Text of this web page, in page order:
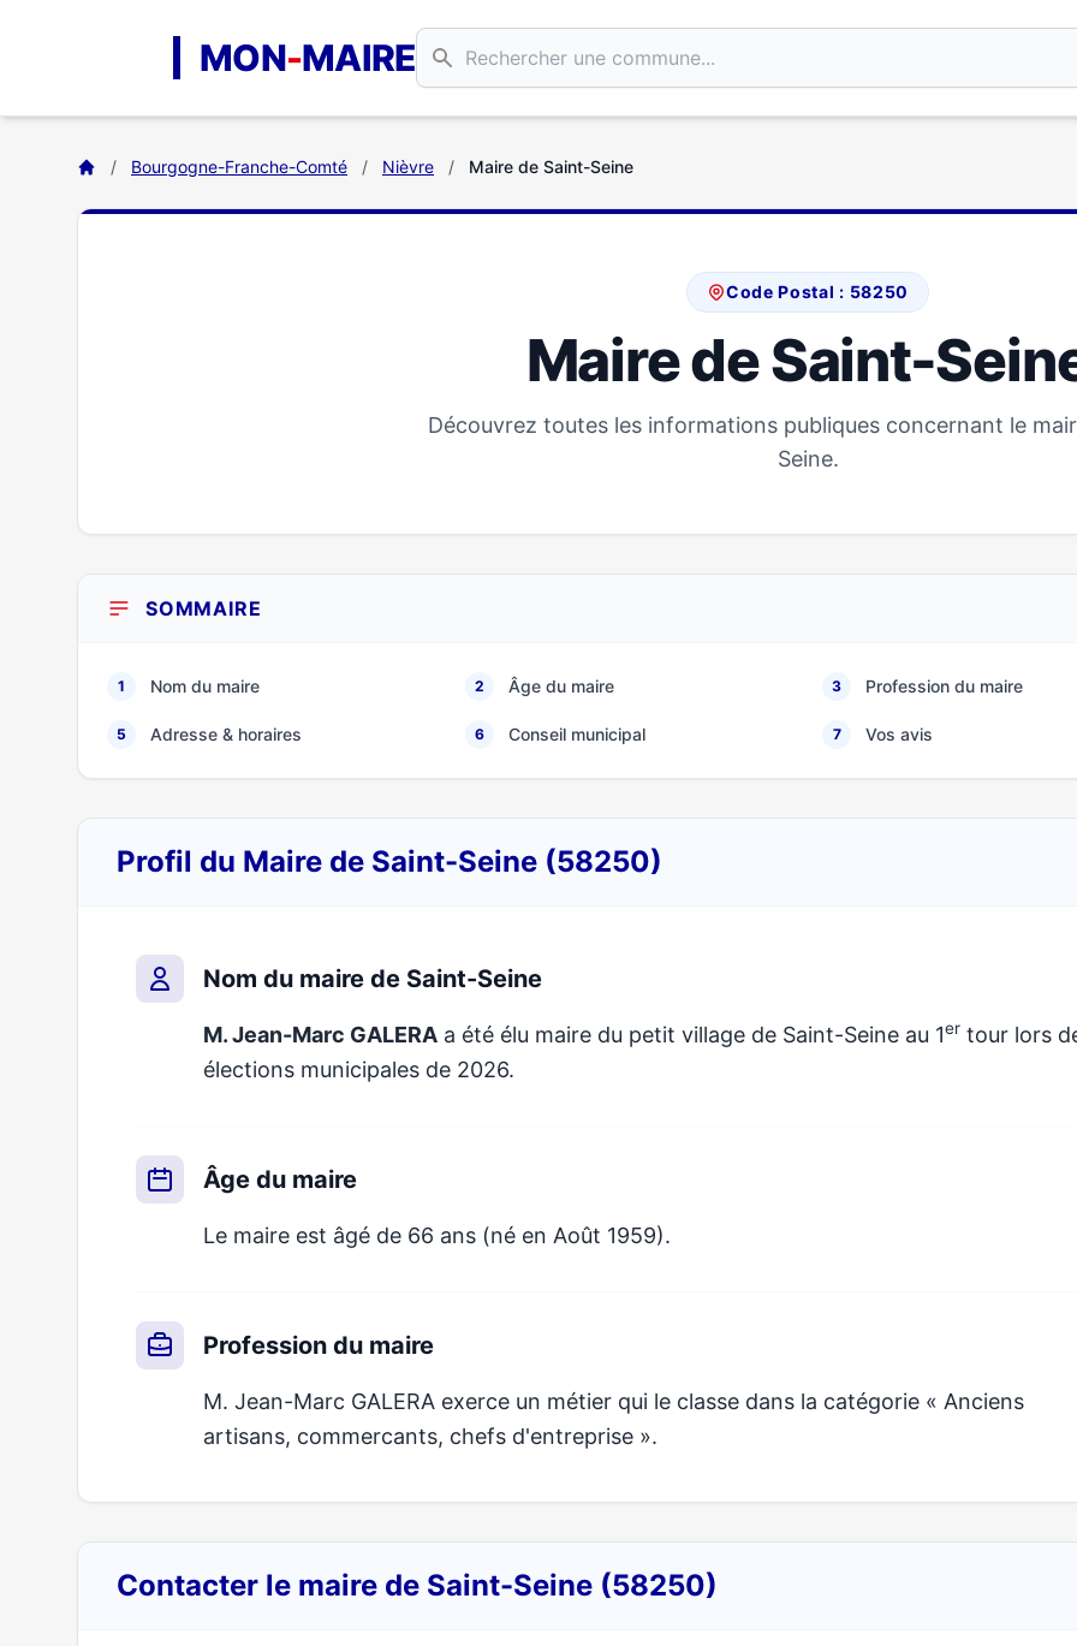
MON-MAIRE
/ Bourgogne-Franche-Comté / Nièvre / Maire de Saint-Seine
Code Postal : 58250
Maire de Saint-
Découvrez toutes les informations publiques concernant le
Seine.
SOMMAIRE
1 Nom du maire 2 Âge du maire 3 Profession du maire
5 Adresse & horaires 6 Conseil municipal 7 Vos avis
Profil du Maire de Saint-Seine (58250)
Nom du maire de Saint-Seine
M. Jean-Marc GALERA a été élu maire du petit village de Saint-Seine au 1er tour lors
élections municipales de 2026.
Âge du maire
Le maire est âgé de 66 ans (né en Août 1959).
Profession du maire
M. Jean-Marc GALERA exerce un métier qui le classe dans la catégorie « Anciens
artisans, commercants, chefs d'entreprise ».
Contacter le maire de Saint-Seine (58250)